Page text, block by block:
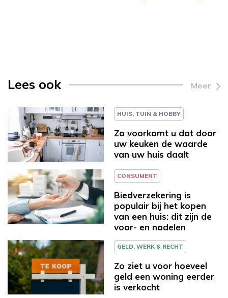
Lees ook Meer
HUIS, TUIN & HOBBY
Zo voorkomt u dat door
uw keuken de waarde
van uw huis daalt
CONSUMENT
Biedverzekering is
populair bij het kopen
van een huis: dit zijn de
voor- en nadelen
GELD, WERK & RECHT
Zo ziet u voor hoeveel
geld een woning eerder
is verkocht